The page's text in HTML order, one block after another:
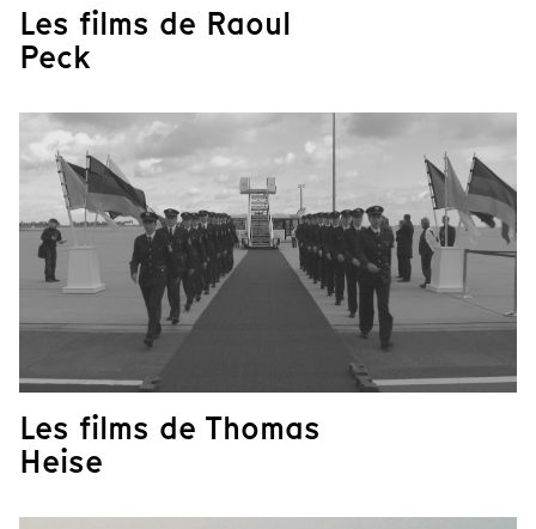
Les films de Raoul
Peck
Les films de Thomas
Heise